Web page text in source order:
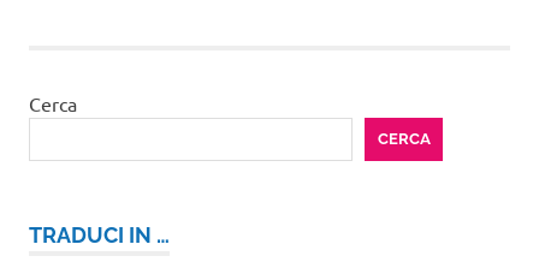
Cerca
CERCA
TRADUCI IN …